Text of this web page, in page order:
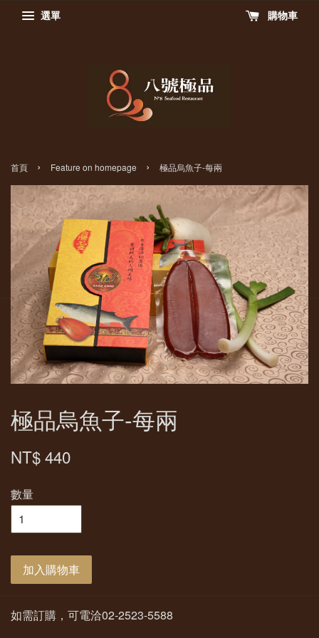
選單 購物車
首頁 › Feature on homepage › 極品烏魚子-每兩
極品烏魚子-每兩
NT$ 440
數量
加入購物車
如需訂購，可電洽02-2523-5588